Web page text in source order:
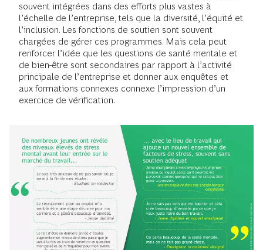
souvent intégrées dans des efforts plus vastes à
l’échelle de l’entreprise, tels que la diversité, l’équité et
l’inclusion. Les fonctions de soutien sont souvent
chargées de gérer ces programmes. Mais cela peut
renforcer l’idée que les questions de santé mentale et
de bien-être sont secondaires par rapport à l’activité
principale de l’entreprise et donner aux enquêtes et
aux formations connexes connexe l’impression d’un
exercice de vérification.